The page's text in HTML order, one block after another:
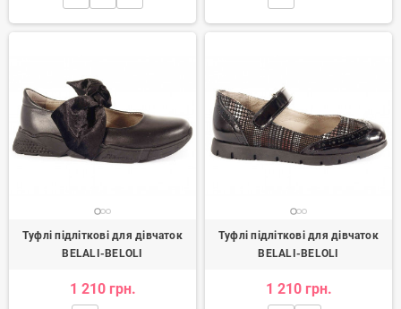
Туфлі підліткові для дівчаток
BELALI-BELOLI
1 210 грн.
Туфлі підліткові для дівчаток
BELALI-BELOLI
1 210 грн.